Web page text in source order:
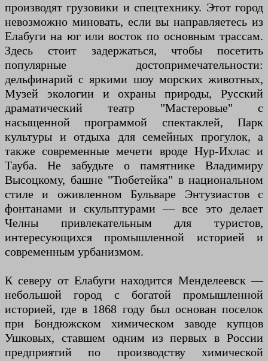
производят грузовики и спецтехнику. Этот город
невозможно миновать, если вы направляетесь из
Елабуги на юг или восток по основным трассам.
Здесь стоит задержаться, чтобы посетить
популярные достопримечательности:
дельфинарий с яркими шоу морских животных,
Музей экологии и охраны природы, Русский
драматический театр "Мастеровые" с
насыщенной программой спектаклей, Парк
культуры и отдыха для семейных прогулок, а
также современные мечети вроде Нур-Ихлас и
Тауба. Не забудьте о памятнике Владимиру
Высоцкому, башне "Тюбетейка" в национальном
стиле и оживленном Бульваре Энтузиастов с
фонтанами и скульптурами — все это делает
Челны привлекательным для туристов,
интересующихся промышленной историей и
современным урбанизмом.
К северу от Елабуги находится Менделеевск —
небольшой город с богатой промышленной
историей, где в 1868 году был основан поселок
при Бондюжском химическом заводе купцов
Ушковых, ставшем одним из первых в России
предприятий по производству химической